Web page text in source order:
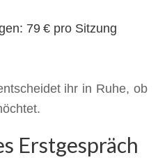
79 € pro Sitzung
ihr in Ruhe, ob
Erstgespräch